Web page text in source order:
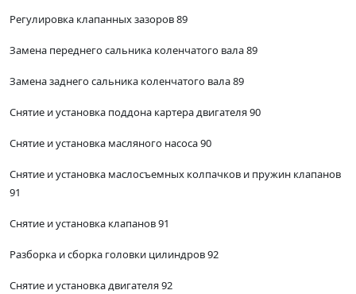
Регулировка клапанных зазоров 89
Замена переднего сальника коленчатого вала 89
Замена заднего сальника коленчатого вала 89
Снятие и установка поддона картера двигателя 90
Снятие и установка масляного насоса 90
Снятие и установка маслосъемных колпачков и пружин клапанов
91
Снятие и установка клапанов 91
Разборка и сборка головки цилиндров 92
Снятие и установка двигателя 92